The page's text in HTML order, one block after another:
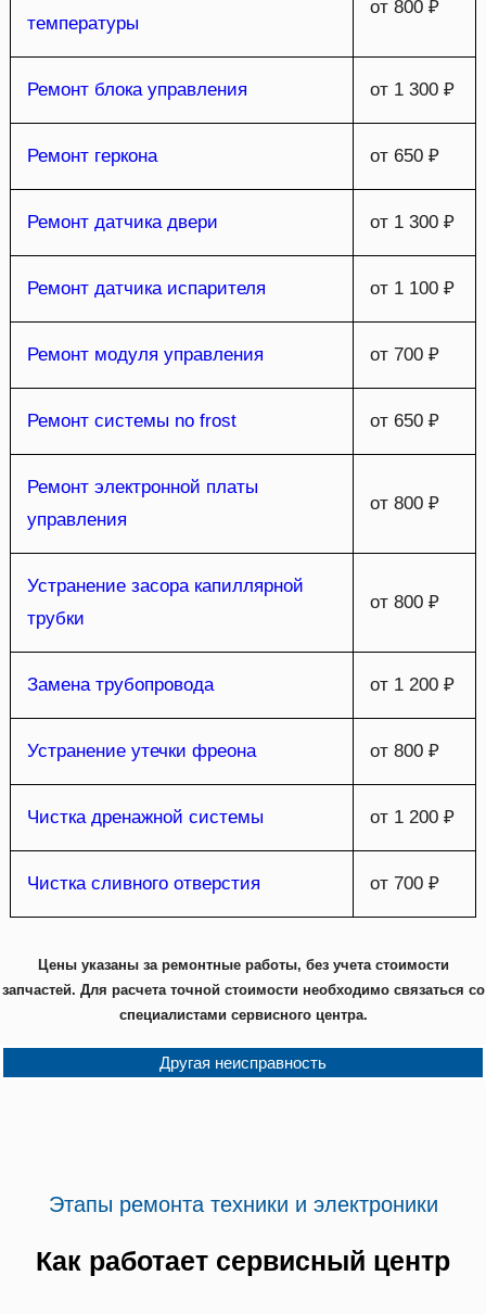
температуры
от 800 ₽
Ремонт блока управления от 1 300 ₽
Ремонт геркона от 650 ₽
Ремонт датчика двери от 1 300 ₽
Ремонт датчика испарителя от 1 100 ₽
Ремонт модуля управления от 700 ₽
Ремонт системы no frost от 650 ₽
Ремонт электронной платы
управления
от 800 ₽
Устранение засора капиллярной
трубки
от 800 ₽
Замена трубопровода от 1 200 ₽
Устранение утечки фреона от 800 ₽
Чистка дренажной системы от 1 200 ₽
Чистка сливного отверстия от 700 ₽
Цены указаны за ремонтные работы, без учета стоимости
запчастей. Для расчета точной стоимости необходимо связаться со
специалистами сервисного центра.
Другая неисправность
Этапы ремонта техники и электроники
Как работает сервисный центр